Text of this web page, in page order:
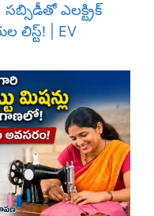
ఎలక్ట్రిక్
లిస్ట్! | EV